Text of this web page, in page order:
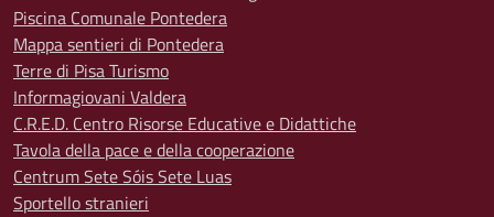
Piscina Comunale Pontedera
Mappa sentieri di Pontedera
Terre di Pisa Turismo
Informagiovani Valdera
C.R.E.D. Centro Risorse Educative e Didattiche
Tavola della pace e della cooperazione
Centrum Sete Sóis Sete Luas
Sportello stranieri